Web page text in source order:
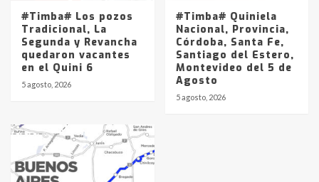
#Timba# Los pozos
Tradicional, La
Segunda y Revancha
quedaron vacantes
en el Quini 6
5 agosto, 2026
#Timba# Quiniela
Nacional, Provincia,
Córdoba, Santa Fe,
Santiago del Estero,
Montevideo del 5 de
Agosto
5 agosto, 2026